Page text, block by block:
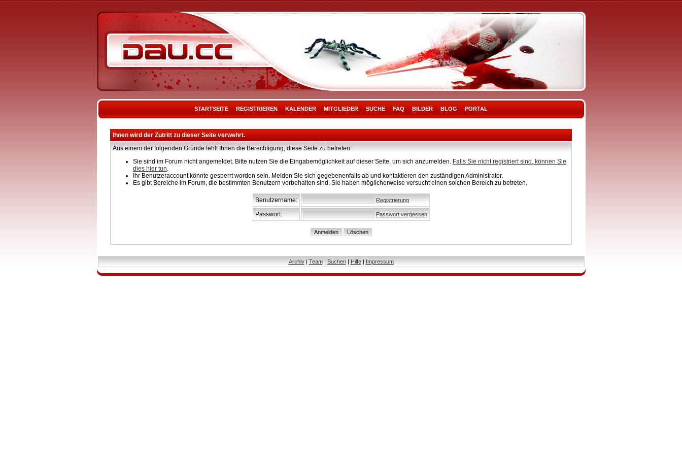
STARTSEITE REGISTRIEREN KALENDER MITGLIEDER SUCHE FAQ BILDER BLOG PORTAL
Ihnen wird der Zutritt zu dieser Seite verwehrt.
Aus einem der folgenden Gründe fehlt Ihnen die Berechtigung, diese Seite zu betreten:
Sie sind im Forum nicht angemeldet. Bitte nutzen Sie die Eingabemöglichkeit auf dieser Seite, um sich anzumelden. Falls Sie nicht registriert sind, können Sie
dies hier tun.
Ihr Benutzeraccount könnte gesperrt worden sein. Melden Sie sich gegebenenfalls ab und kontaktieren den zuständigen Administrator.
Es gibt Bereiche im Forum, die bestimmten Benutzern vorbehalten sind. Sie haben möglicherweise versucht einen solchen Bereich zu betreten.
Benutzername: Registrierung
Passwort: Passwort vergessen
Archiv| Team| Suchen| Hilfe| Impressum